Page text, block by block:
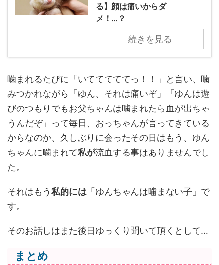
る】顔は痛いからダ
メ！…？
続きを見る
噛まれるたびに「いてててててっ！！」と言い、噛
みつかれながら「ゆん、それは痛いぞ」「ゆんは遊
びのつもりでもお父ちゃんは噛まれたら血が出ちゃ
うんだぞ」って毎日、おっちゃんが言ってきている
からなのか、久しぶりに会ったその日はもう、ゆん
ちゃんに噛まれて私が流血する事はありませんでし
た。
それはもう私的には 「ゆんちゃんは噛まない子」で
す。
そのお話しはまた後日ゆっくり聞いて頂くとして…
まとめ